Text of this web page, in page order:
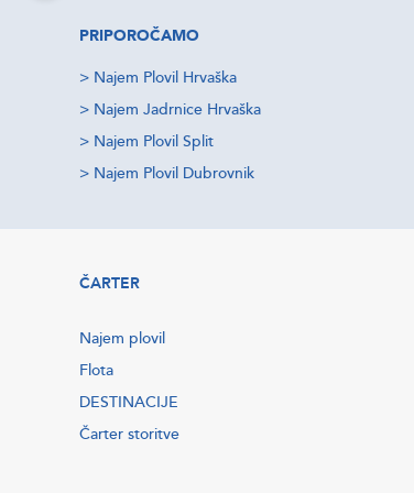
PRIPOROČAMO
> Najem Plovil Hrvaška
> Najem Jadrnice Hrvaška
> Najem Plovil Split
> Najem Plovil Dubrovnik
ČARTER
Najem plovil
Flota
DESTINACIJE
Čarter storitve